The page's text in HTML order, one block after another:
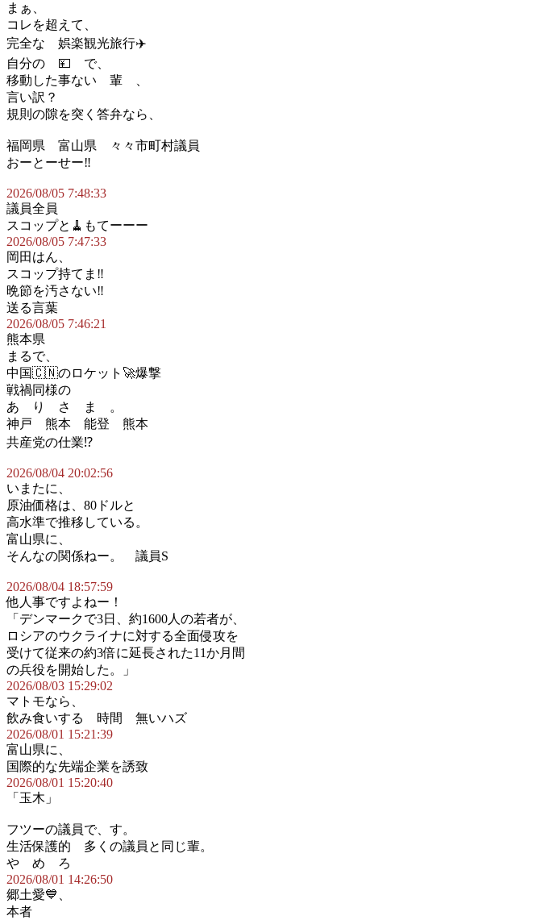
まぁ、
コレを超えて、
完全な 娯楽観光旅行✈️
自分の 💴 で、
移動した事ない 輩 、
言い訳？
規則の隙を突く答弁なら、
福岡県 富山県 々々市町村議員
おーとーせー‼️
2026/08/05 7:48:33
議員全員
スコップと🧹もてーーー
2026/08/05 7:47:33
岡田はん、
スコップ持てま‼️
晩節を汚さない‼️
送る言葉
2026/08/05 7:46:21
熊本県
まるで、
中国🇨🇳のロケット🚀爆撃
戦禍同様の
あ り さ ま 。
神戸 熊本 能登 熊本
共産党の仕業⁉️
2026/08/04 20:02:56
いまたに、
原油価格は、80ドルと
高水準で推移している。
富山県に、
そんなの関係ねー。 議員S
2026/08/04 18:57:59
他人事ですよねー！
「デンマークで3日、約1600人の若者が、
ロシアのウクライナに対する全面侵攻を
受けて従来の約3倍に延長された11か月間
の兵役を開始した。」
2026/08/03 15:29:02
マトモなら、
飲み食いする 時間 無いハズ
2026/08/01 15:21:39
富山県に、
国際的な先端企業を誘致
2026/08/01 15:20:40
「玉木」
フツーの議員で、す。
生活保護的 多くの議員と同じ輩。
や め ろ
2026/08/01 14:26:50
郷土愛💙、
本者